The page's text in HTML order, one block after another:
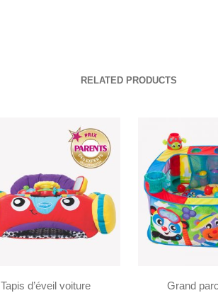
RELATED PRODUCTS
Tapis d’éveil voiture Grand